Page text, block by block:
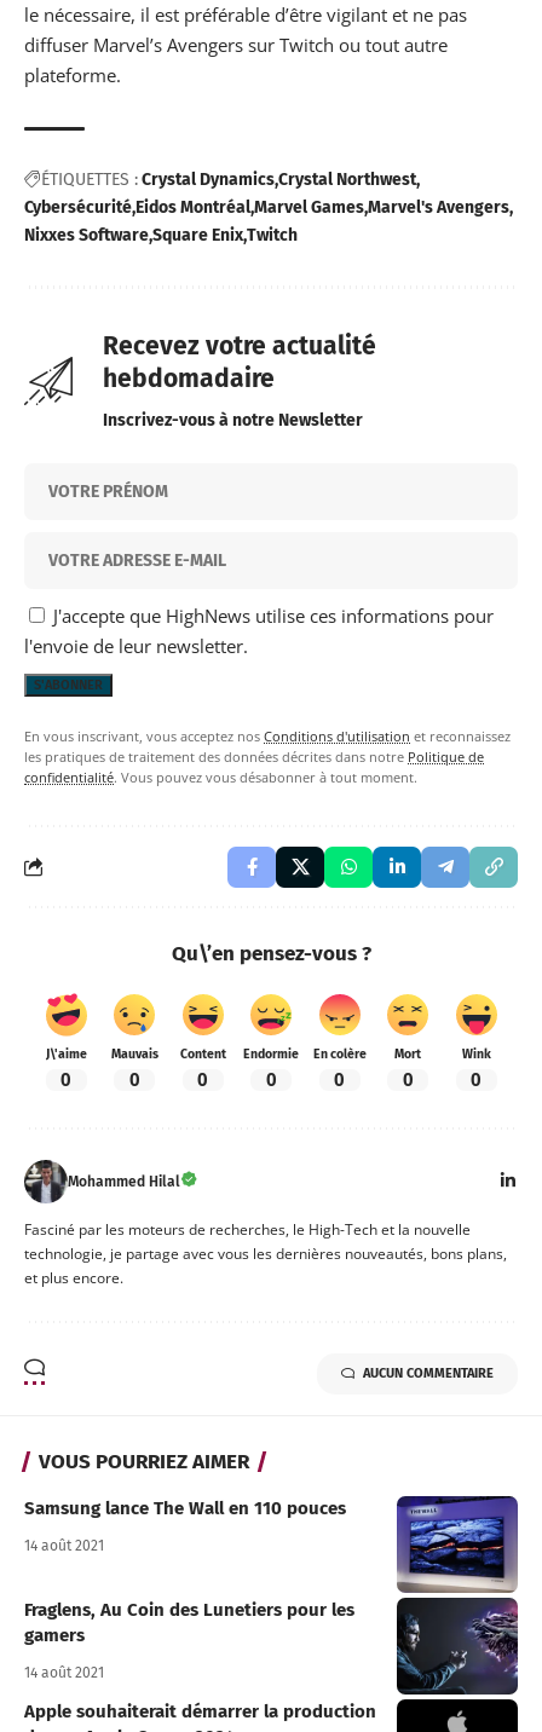
le nécessaire, il est préférable d’être vigilant et ne pas
diffuser Marvel’s Avengers sur Twitch ou tout autre
plateforme.
ÉTIQUETTES :Crystal DynamicsCrystal Northwest
Cybersécurité Eidos MontréalMarvel GamesMarvel's Avengers
Nixxes SoftwareSquare EnixTwitch
Recevez votre actualité
hebdomadaire
Inscrivez-vous à notre Newsletter
J'accepte que HighNews utilise ces informations pour
l'envoie de leur newsletter.
En vous inscrivant, vous acceptez nos Conditions d'utilisation et reconnaissez
les pratiques de traitement des données décrites dans notre Politique de
confidentialité. Vous pouvez vous désabonner à tout moment.
Qu\’en pensez-vous ?
J\'aime
0
Mauvais
0
Content
0
Endormie
0
En colère
0
Mort
0
Wink
0
Mohammed Hilal
Fasciné par les moteurs de recherches, le High-Tech et la nouvelle
technologie, je partage avec vous les dernières nouveautés, bons plans,
et plus encore.
AUCUN COMMENTAIRE
VOUS POURRIEZ AIMER
Samsung lance The Wall en 110 pouces
14 août 2021
Fraglens, Au Coin des Lunetiers pour les
gamers
14 août 2021
Apple souhaiterait démarrer la production